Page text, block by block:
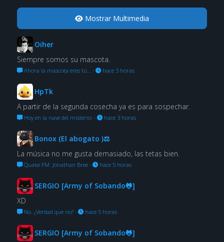
Mostrar Multimedia
Oiher
Siempre somos su mascota.
Ahora la mascota eres tú… · hace 3 horas
HpTk
A partir de la segunda cosecha ya es para sospechar.
Hoy en la nave del misterio: · hace 3 horas
Bonox (El abogato )⚖
La música no me gusta demasiado, las tetas bien.
Quake FM: Jonathan Bree· hace 5 horas
SERGIO [Army of Sobando🐸]
XD
No. ¿Verdad que no?· hace 5 horas
SERGIO [Army of Sobando🐸]